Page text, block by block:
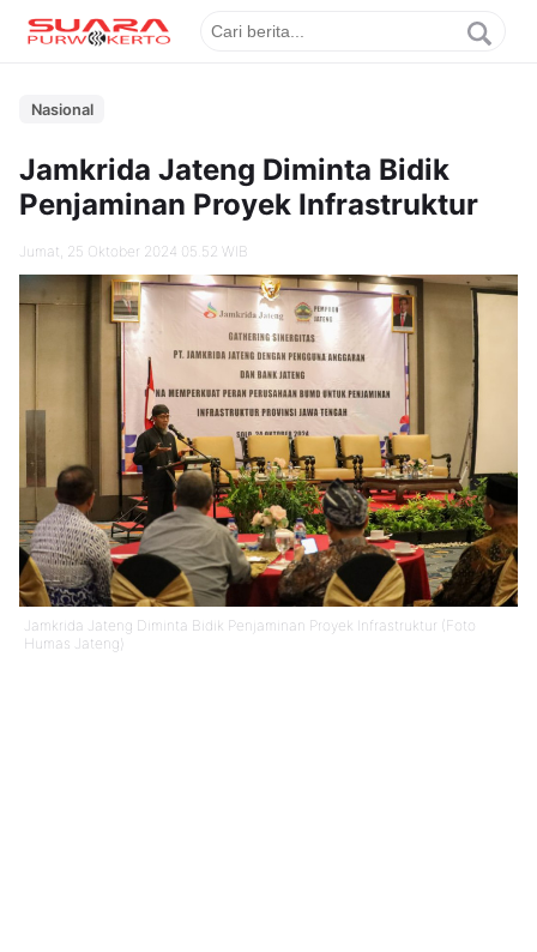
Nasional
Jamkrida Jateng Diminta Bidik
Penjaminan Proyek Infrastruktur
Jumat, 25 Oktober 2024 05.52 WIB
Jamkrida Jateng Diminta Bidik Penjaminan Proyek Infrastruktur (Foto
Humas Jateng)